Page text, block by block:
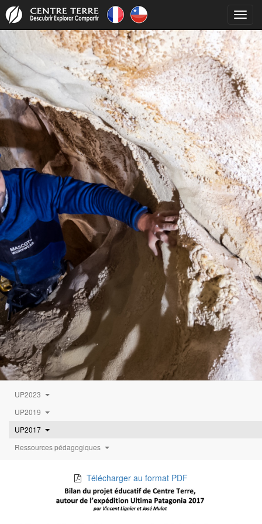
UP2023
UP2019
UP2017
Ressources pédagogiques
Télécharger au format PDF